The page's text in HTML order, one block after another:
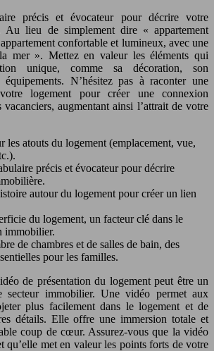
précis et évocateur pour décrire votre
Au lieu de simplement dire « appartement
confortable et lumineux, avec une
mer ». Mettez en valeur les éléments qui
unique, comme sa décoration, son
équipements. N’hésitez pas à raconter une
logement pour créer une connexion
augmentant ainsi l’attrait de votre
les atouts du logement (emplacement, vue,
précis et évocateur pour décrire
autour du logement pour créer un lien
du logement, un facteur clé dans le
immobilier.
de chambres et de salles de bain, des
pour les familles.
de présentation du logement peut être un
secteur immobilier. Une vidéo permet aux
plus facilement dans le logement et de
détails. Elle offre une immersion totale et
coup de cœur. Assurez-vous que la vidéo
qu’elle met en valeur les points forts de votre